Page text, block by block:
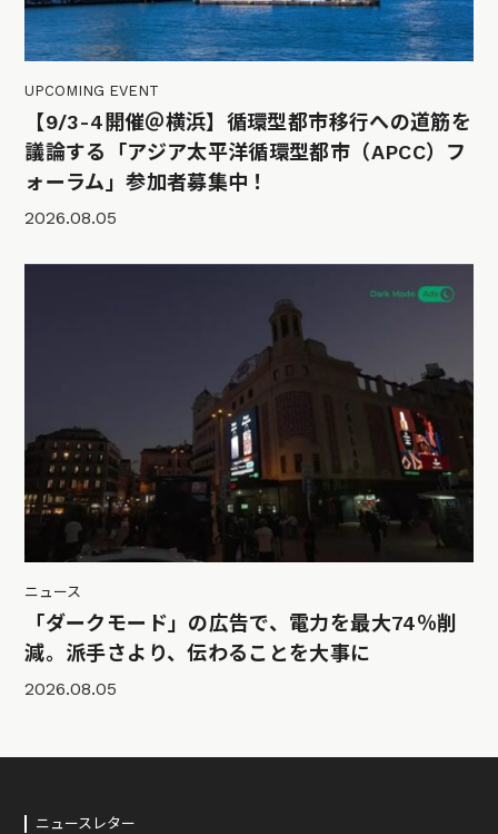
UPCOMING EVENT
【9/3-4開催＠横浜】循環型都市移行への道筋を
議論する「アジア太平洋循環型都市（APCC）フ
ォーラム」参加者募集中！
2026.08.05
ニュース
「ダークモード」の広告で、電力を最大74％削
減。派手さより、伝わることを大事に
2026.08.05
ニュースレター